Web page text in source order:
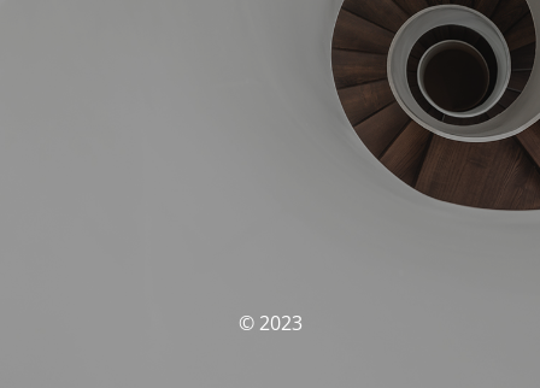
© 2023